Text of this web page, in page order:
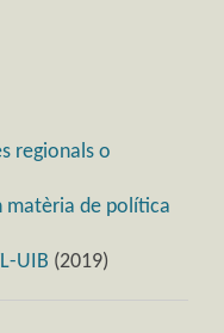
regionals o
matèria de política
UIB (2019)